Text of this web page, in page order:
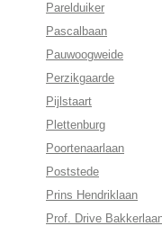
Parelduiker
Pascalbaan
Pauwoogweide
Perzikgaarde
Pijlstaart
Plettenburg
Poortenaarlaan
Poststede
Prins Hendriklaan
Prof. Drive